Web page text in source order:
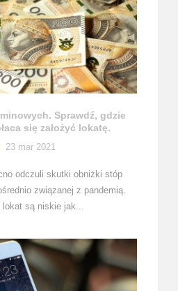
Sprawdź, gdzie
się założyć lokatę.
23 mar 2021
odczuli skutki obniżki stóp
związanej z pandemią.
lokat są niskie jak...